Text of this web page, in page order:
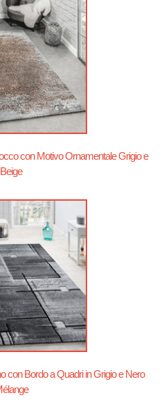
con Motivo Ornamentale Grigio e
Beige
con Bordo a Quadri in Grigio e Nero